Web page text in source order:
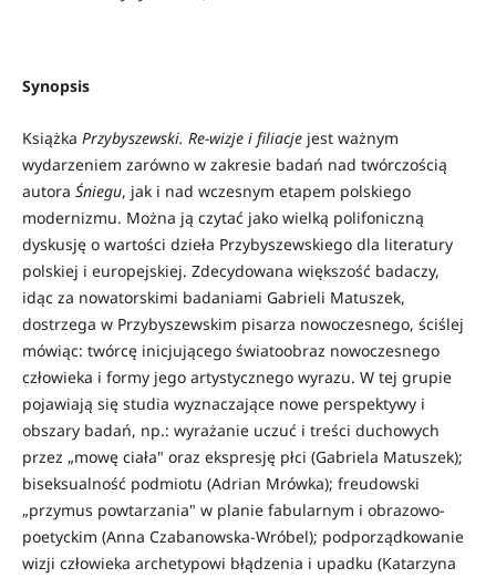
Synopsis
Książka Przybyszewski. Re-wizje i filiacjejest ważnym
wydarzeniem zarówno w zakresie badań nad twórczością
autora Śniegu, jak i nad wczesnym etapem polskiego
modernizmu. Można ją czytać jako wielką polifoniczną
dyskusję o wartości dzieła Przybyszewskiego dla literatury
polskiej i europejskiej. Zdecydowana większość badaczy,
idąc za nowatorskimi badaniami Gabrieli Matuszek,
dostrzega w Przybyszewskim pisarza nowoczesnego, ściślej
mówiąc: twórcę inicjującego światoobraz nowoczesnego
człowieka i formy jego artystycznego wyrazu. W tej grupie
pojawiają się studia wyznaczające nowe perspektywy i
obszary badań, np.: wyrażanie uczuć i treści duchowych
przez „mowę ciała" oraz ekspresję płci (Gabriela Matuszek);
biseksualność podmiotu (Adrian Mrówka); freudowski
„przymus powtarzania" w planie fabularnym i obrazowo-
poetyckim (Anna Czabanowska-Wróbel); podporządkowanie
wizji człowieka archetypowi błądzenia i upadku (Katarzyna